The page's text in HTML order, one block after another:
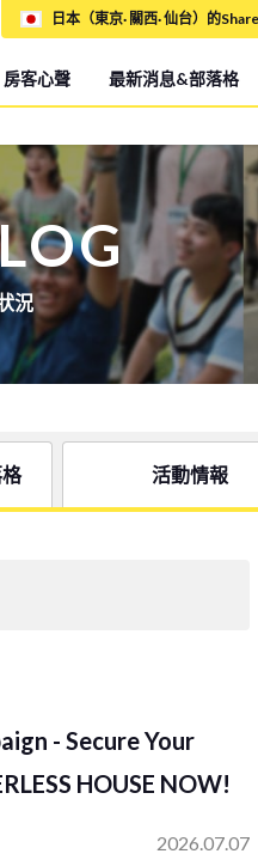
房客心聲 最新消息&部落格
日本（東京· 關西· 仙台）的
況
活動情報
- Secure Your
HOUSE NOW!
2026.07.07